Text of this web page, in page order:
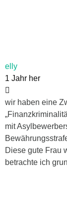
elly
1 Jahr her
wir haben eine
mit
Diese gute Frau
betrachte ich